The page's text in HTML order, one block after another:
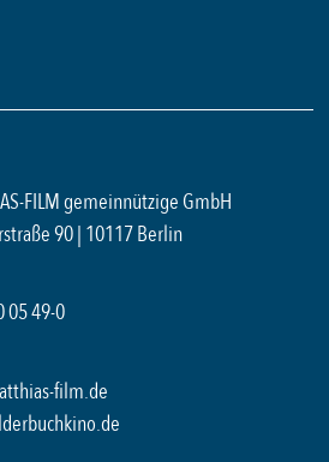
FILM gemeinnützige GmbH
90 | 10117 Berlin
05 49-0
film.de